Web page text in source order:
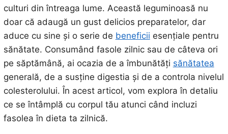
culturi din întreaga lume. Această leguminoasă nu
doar că adaugă un gust delicios preparatelor, dar
aduce cu sine și o serie de beneficii esențiale pentru
sănătate. Consumând fasole zilnic sau de câteva ori
pe săptămână, ai ocazia de a îmbunătăți sănătatea
generală, de a susține digestia și de a controla nivelul
colesterolului. În acest articol, vom explora în detaliu
ce se întâmplă cu corpul tău atunci când incluzi
fasolea în dieta ta zilnică.